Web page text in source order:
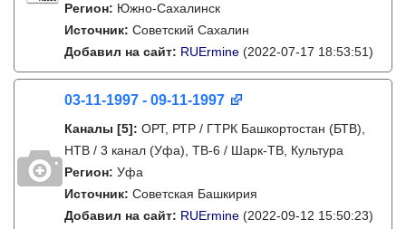
Регион: Южно-Сахалинск
Источник: Советский Сахалин
Добавил на сайт: RUErmine (2022-07-17 18:53:51)
03-11-1997 - 09-11-1997
Каналы [5]: ОРТ, РТР / ГТРК Башкортостан (БТВ),
НТВ / 3 канал (Уфа), ТВ-6 / Шарк-ТВ, Культура
Регион: Уфа
Источник: Советская Башкирия
Добавил на сайт: RUErmine (2022-09-12 15:50:23)